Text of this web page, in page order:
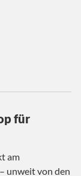
für
am
unweit von den